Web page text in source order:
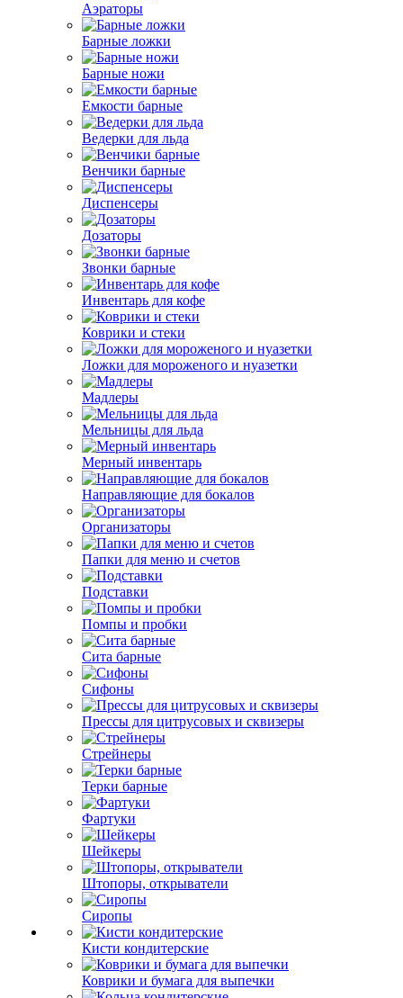
Аэраторы
Барные ложки
Барные ножи
Емкости барные
Ведерки для льда
Венчики барные
Диспенсеры
Дозаторы
Звонки барные
Инвентарь для кофе
Коврики и стеки
Ложки для мороженого и нуазетки
Мадлеры
Мельницы для льда
Мерный инвентарь
Направляющие для бокалов
Организаторы
Папки для меню и счетов
Подставки
Помпы и пробки
Сита барные
Сифоны
Прессы для цитрусовых и сквизеры
Стрейнеры
Терки барные
Фартуки
Шейкеры
Штопоры, открыватели
Сиропы
Кисти кондитерские
Коврики и бумага для выпечки